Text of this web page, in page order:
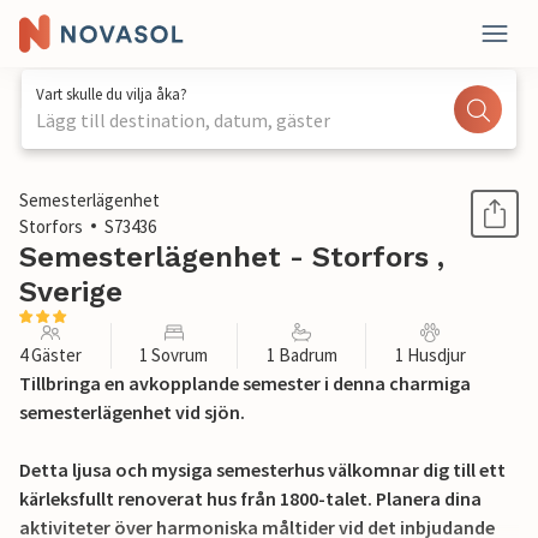
Vart skulle du vilja åka?
Lägg till destination, datum, gäster
1 / 14
Semesterlägenhet
Storfors
S73436
Semesterlägenhet - Storfors ,
Sverige
4 Gäster 1 Sovrum 1 Badrum 1 Husdjur
Tillbringa en avkopplande semester i denna charmiga
semesterlägenhet vid sjön.
Detta ljusa och mysiga semesterhus välkomnar dig till ett
kärleksfullt renoverat hus från 1800-talet. Planera dina
aktiviteter över harmoniska måltider vid det inbjudande